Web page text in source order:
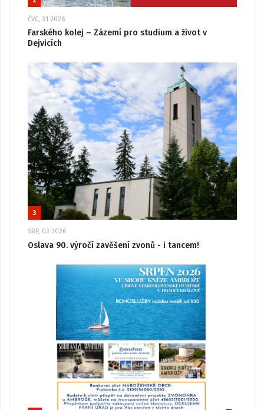
ČVC, 31 2026
Farského kolej – Zázemí pro studium a život v
Dejvicích
3
SRP, 03 2026
Oslava 90. výročí zavěšení zvonů - i tancem!